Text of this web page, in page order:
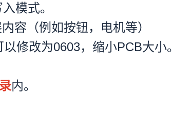
模式。
容（例如按钮，电机等）
修改为0603，缩小PCB大小。
内。